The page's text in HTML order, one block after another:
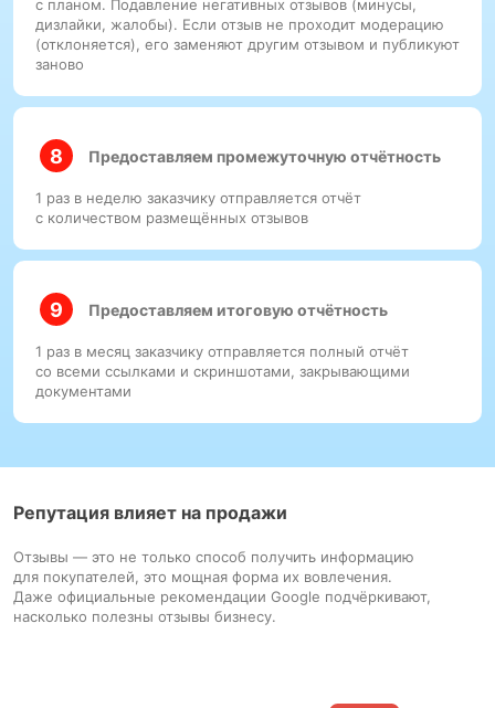
с планом. Подавление негативных отзывов (минусы,
дизлайки, жалобы). Если отзыв не проходит модерацию
(отклоняется), его заменяют другим отзывом и публикуют
заново
Предоставляем промежуточную отчётность
1 раз в неделю заказчику отправляется отчёт
с количеством размещённых отзывов
Предоставляем итоговую отчётность
1 раз в месяц заказчику отправляется полный отчёт
со всеми ссылками и скриншотами, закрывающими
документами
Репутация влияет на продажи
Отзывы — это не только способ получить информацию
для покупателей, это мощная форма их вовлечения.
Даже официальные рекомендации Google подчёркивают,
насколько полезны отзывы бизнесу.